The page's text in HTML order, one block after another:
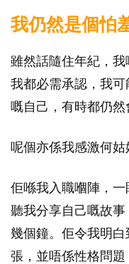
我仍然是個怕
雖然話隨住年紀，
我都必需承認，我
嘅自己，有時都仍然
呢個亦係我感激何姑
佢喺我入職嗰陣，
聽我分享自己嘅故
幾個鐘。佢令我明
張，並唔係性格問